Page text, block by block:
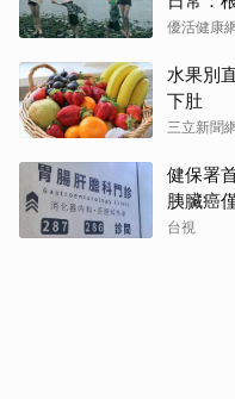
優活健康
水果別
下肚
三立新聞
健保署
胰臟癌
台視